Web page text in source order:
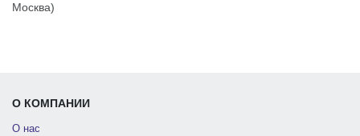
Москва)
О КОМПАНИИ
О нас